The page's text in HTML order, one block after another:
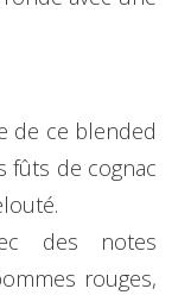
de ce blended
fûts de cognac
des notes
rouges,